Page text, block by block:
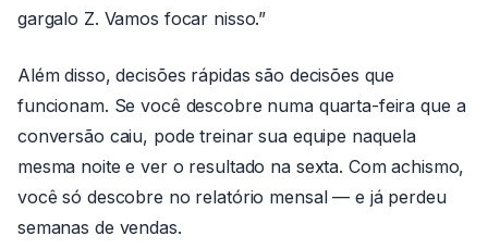
gargalo Z. Vamos focar nisso.”
Além disso, decisões rápidas são decisões que
funcionam. Se você descobre numa quarta-feira que a
conversão caiu, pode treinar sua equipe naquela
mesma noite e ver o resultado na sexta. Com achismo,
você só descobre no relatório mensal — e já perdeu
semanas de vendas.